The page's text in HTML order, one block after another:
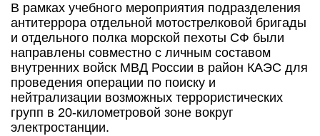
В рамках учебного мероприятия подразделения
антитеррора отдельной мотострелковой бригады
и отдельного полка морской пехоты СФ были
направлены совместно с личным составом
внутренних войск МВД России в район КАЭС для
проведения операции по поиску и
нейтрализации возможных террористических
групп в 20-километровой зоне вокруг
электростанции.